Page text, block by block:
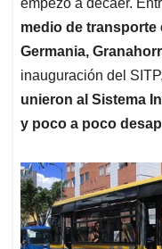
medio de transporte
Germania,
inauguración del SITP,
unieron al Sistema
y poco a poco